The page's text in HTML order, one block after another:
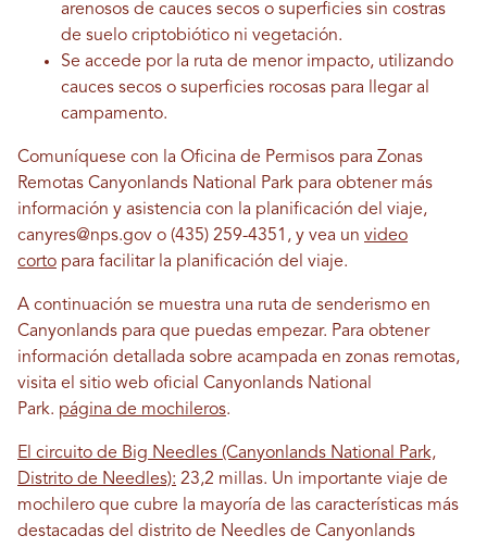
arenosos de cauces secos o superficies sin costras
de suelo criptobiótico ni vegetación.
Se accede por la ruta de menor impacto, utilizando
cauces secos o superficies rocosas para llegar al
campamento.
Comuníquese con la Oficina de Permisos para Zonas
Remotas Canyonlands National Park para obtener más
información y asistencia con la planificación del viaje,
canyres@nps.gov o (435) 259-4351, y vea un video
corto para facilitar la planificación del viaje.
A continuación se muestra una ruta de senderismo en
Canyonlands para que puedas empezar. Para obtener
información detallada sobre acampada en zonas remotas,
visita el sitio web oficial Canyonlands National
Park. página de mochileros.
El circuito de Big Needles (Canyonlands National Park,
Distrito de Needles): 23,2 millas. Un importante viaje de
mochilero que cubre la mayoría de las características más
destacadas del distrito de Needles de Canyonlands